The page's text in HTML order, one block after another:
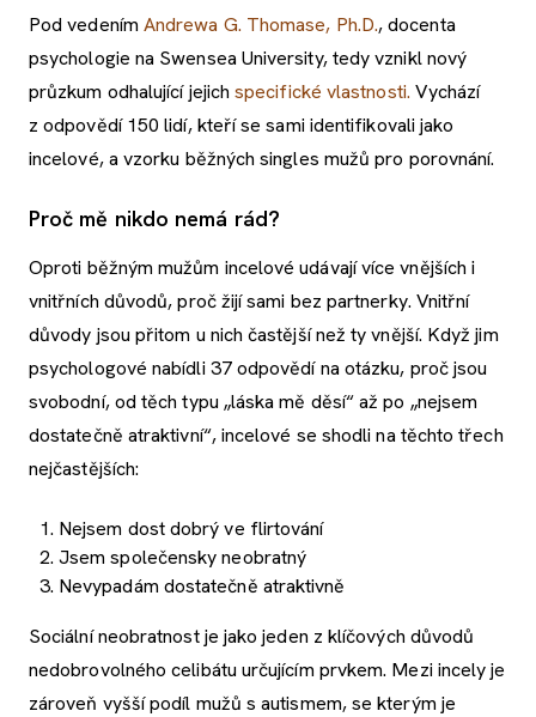
Pod vedením Andrewa G. Thomase, Ph.D., docenta
psychologie na Swensea University, tedy vznikl nový
průzkum odhalující jejichspecifické vlastnosti. Vychází
z odpovědí 150 lidí, kteří se sami identifikovali jako
incelové, a vzorku běžných singles mužů pro porovnání.
Proč mě nikdo nemá rád?
Oproti běžným mužům incelové udávají více vnějších i
vnitřních důvodů, proč žijí sami bez partnerky. Vnitřní
důvody jsou přitom u nich častější než ty vnější. Když jim
psychologové nabídli 37 odpovědí na otázku, proč jsou
svobodní, od těch typu „láska mě děsí“ až po „nejsem
dostatečně atraktivní“, incelové se shodli na těchto třech
nejčastějších:
Nejsem dost dobrý ve flirtování
Jsem společensky neobratný
Nevypadám dostatečně atraktivně
Sociální neobratnost je jako jeden z klíčových důvodů
nedobrovolného celibátu určujícím prvkem. Mezi incely je
zároveň vyšší podíl mužů s autismem, se kterým je